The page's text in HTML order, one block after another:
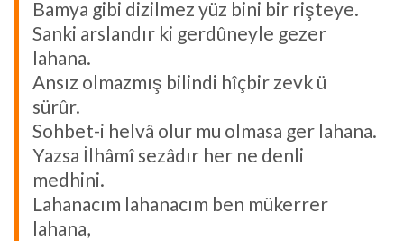
Bamya gibi dizilmez yüz bini bir rişteye.
Sanki arslandır ki gerdûneyle gezer
lahana.
Ansız olmazmış bilindi hîçbir zevk ü
sürûr.
Sohbet-i helvâ olur mu olmasa ger lahana.
Yazsa İlhâmî sezâdır her ne denli
medhini.
Lahanacım lahanacım ben mükerrer
lahana,